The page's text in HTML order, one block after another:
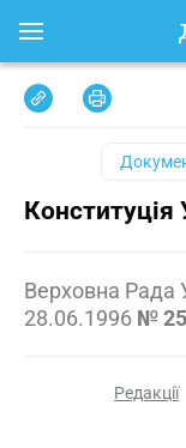
Конституція
Верховна Рада
28.06.1996 №
Редакції